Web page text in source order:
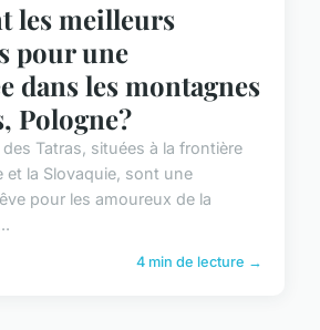
les meilleurs
pour une
dans les montagnes
Pologne?
Tatras, situées à la frontière
et la Slovaquie, sont une
pour les amoureux de la
4 min de lecture →